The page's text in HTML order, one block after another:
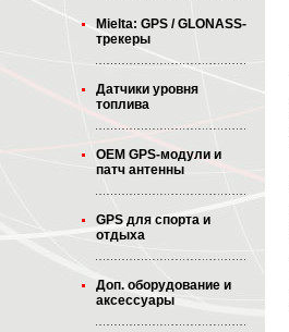
Mielta: GPS / GLONASS-
трекеры
Датчики уровня
топлива
OEM GPS-модули и
патч антенны
GPS для спорта и
отдыха
Доп. оборудование и
аксессуары